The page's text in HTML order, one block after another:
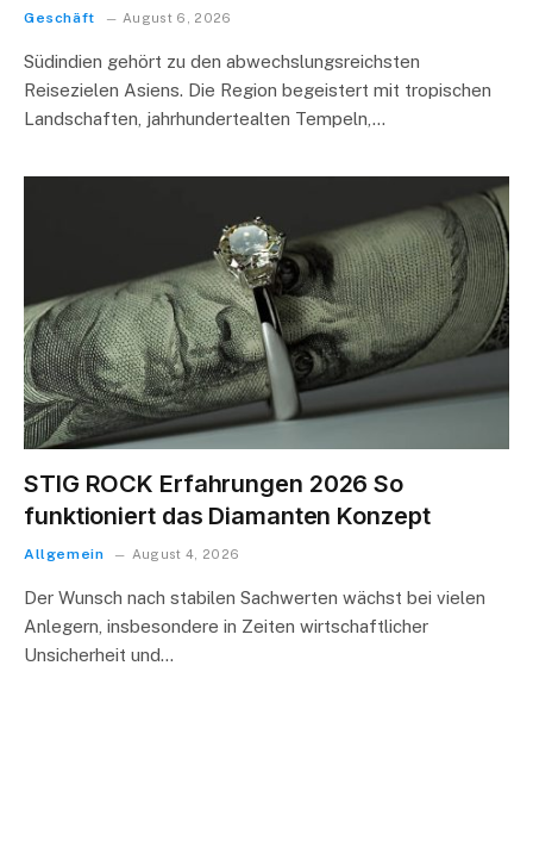
Geschäft August 6, 2026
Südindien gehört zu den abwechslungsreichsten
Reisezielen Asiens. Die Region begeistert mit tropischen
Landschaften, jahrhundertealten Tempeln,…
STIG ROCK Erfahrungen 2026 So
funktioniert das Diamanten Konzept
Allgemein August 4, 2026
Der Wunsch nach stabilen Sachwerten wächst bei vielen
Anlegern, insbesondere in Zeiten wirtschaftlicher
Unsicherheit und…